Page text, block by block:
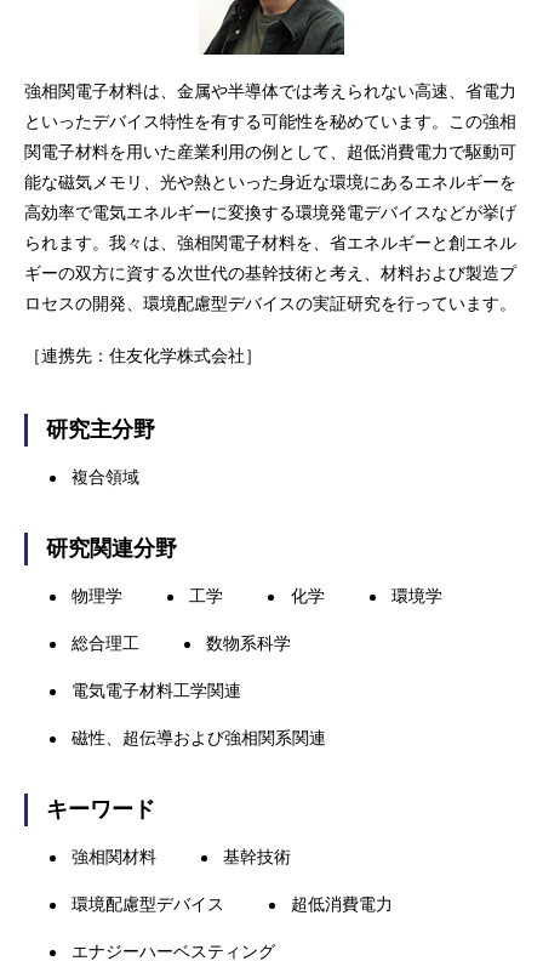
強相関電子材料は、金属や半導体では考えられない高速、省電力
といったデバイス特性を有する可能性を秘めています。この強相
関電子材料を用いた産業利用の例として、超低消費電力で駆動可
能な磁気メモリ、光や熱といった身近な環境にあるエネルギーを
高効率で電気エネルギーに変換する環境発電デバイスなどが挙げ
られます。我々は、強相関電子材料を、省エネルギーと創エネル
ギーの双方に資する次世代の基幹技術と考え、材料および製造プ
ロセスの開発、環境配慮型デバイスの実証研究を行っています。
［連携先：住友化学株式会社］
研究主分野
複合領域
研究関連分野
物理学 工学 化学 環境学
総合理工 数物系科学
電気電子材料工学関連
磁性、超伝導および強相関系関連
キーワード
強相関材料 基幹技術
環境配慮型デバイス 超低消費電力
エナジーハーベスティング